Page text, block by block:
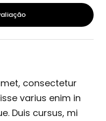
consectetur
varius enim in
Duis cursus, mi